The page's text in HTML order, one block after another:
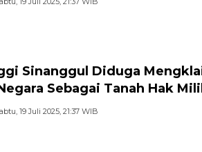
Sinanggul Diduga
Sebagai Tanah Hak
19 Juli 2025, 21:37 WIB